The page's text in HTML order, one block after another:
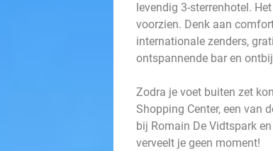
levendig 3-sterrenhotel.
voorzien. Denk aan
internationale zenders,
ontspannende bar en
Zodra je voet buiten zet
Shopping Center, een van
bij Romain De Vidtspark
verveelt je geen moment!